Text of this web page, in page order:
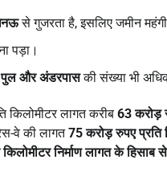
से गुजरता है, इसलिए जमीन
पड़ा।
पुल और अंडरपासकी संख्या भी
किलोमीटर लागत करीब 63करोड़
वे की लागत75करोड़ रुपए प्रति
निर्माण लागत के